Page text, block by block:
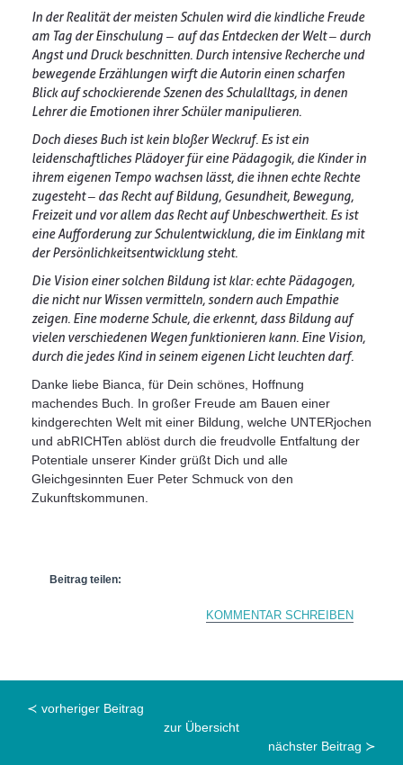
In der Realität der meisten Schulen wird die kindliche Freude
am Tag der Einschulung – auf das Entdecken der Welt – durch
Angst und Druck beschnitten. Durch intensive Recherche und
bewegende Erzählungen wirft die Autorin einen scharfen
Blick auf schockierende Szenen des Schulalltags, in denen
Lehrer die Emotionen ihrer Schüler manipulieren.
Doch dieses Buch ist kein bloßer Weckruf. Es ist ein
leidenschaftliches Plädoyer für eine Pädagogik, die Kinder in
ihrem eigenen Tempo wachsen lässt, die ihnen echte Rechte
zugesteht – das Recht auf Bildung, Gesundheit, Bewegung,
Freizeit und vor allem das Recht auf Unbeschwertheit. Es ist
eine Aufforderung zur Schulentwicklung, die im Einklang mit
der Persönlichkeitsentwicklung steht.
Die Vision einer solchen Bildung ist klar: echte Pädagogen,
die nicht nur Wissen vermitteln, sondern auch Empathie
zeigen. Eine moderne Schule, die erkennt, dass Bildung auf
vielen verschiedenen Wegen funktionieren kann. Eine Vision,
durch die jedes Kind in seinem eigenen Licht leuchten darf.
Danke liebe Bianca, für Dein schönes, Hoffnung
machendes Buch. In großer Freude am Bauen einer
kindgerechten Welt mit einer Bildung, welche UNTERjochen
und abRICHTen ablöst durch die freudvolle Entfaltung der
Potentiale unserer Kinder grüßt Dich und alle
Gleichgesinnten Euer Peter Schmuck von den
Zukunftskommunen.
Beitrag teilen:
KOMMENTAR SCHREIBEN
≺ vorheriger Beitrag
zur Übersicht
nächster Beitrag ≻